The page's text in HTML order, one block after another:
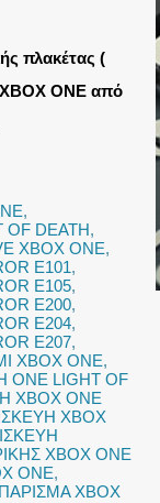
πλακέτας (
ONE από
,
OF DEATH,
XBOX ONE,
E101,
E105,
E200,
E204,
E207,
XBOX ONE,
ONE LIGHT OF
XBOX ONE
XBOX
XBOX ONE
ONE,
XBOX